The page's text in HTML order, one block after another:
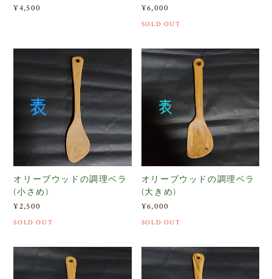
¥4,500 ¥6,000
SOLD OUT
オリーブウッドの調理ベラ
(小さめ)
¥2,500
SOLD OUT
オリーブウッドの調理ベラ
(大きめ)
¥6,000
SOLD OUT